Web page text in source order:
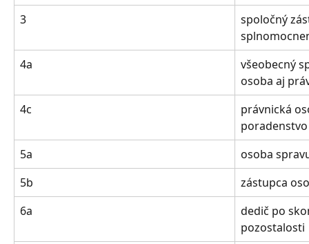
3
spoločný
4a
všeobecný
osoba aj
4c
právnická
poradenstvo
5a
osoba
5b
zástupca
6a
dedič po
pozostalosti